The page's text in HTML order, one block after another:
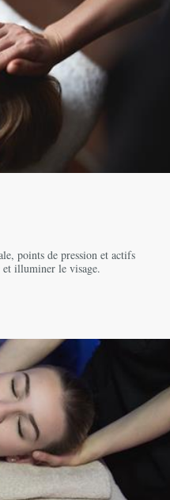
points de pression et actifs
illuminer le visage.